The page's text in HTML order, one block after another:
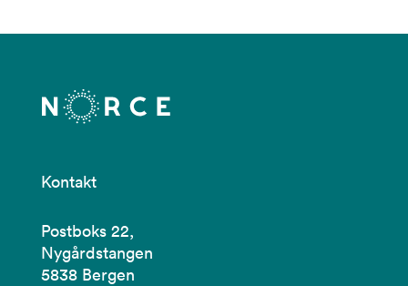
Kontakt
Postboks 22,
Nygårdstangen
5838 Bergen